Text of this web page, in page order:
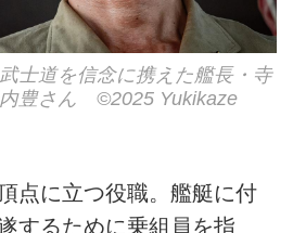
士道を信念に携えた艦長・寺
豊さん ©2025 Yukikaze
点に立つ役職。艦艇に付
するために乗組員を指